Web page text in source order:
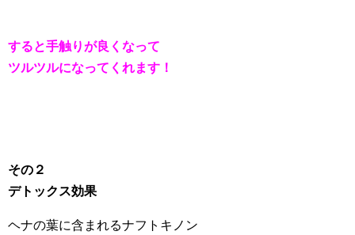
すると手触りが良くなって
ツルツルになってくれます！
その２
デトックス効果
ヘナの葉に含まれるナフトキノン